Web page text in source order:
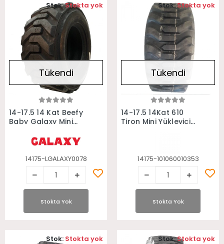
Stokta Yok
Tükendi
14-17.5 14 Kat Beefy
Baby Galaxy Mini
Lastiği
14175-LGALAXY0078
Stok:Stokta yok
Stokta Yok
Stokta Yok
Tükendi
14-17.5 14Kat 610
Tiron Mini Yükleyici
14175-101060010353
Stok:Stokta yok
Stokta Yok
Stok: Stokta yok Stok:Stokta yok